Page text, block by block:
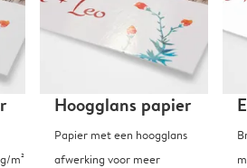
m²
Hoogglans papier
Papier met een hoogglans
afwerking voor meer